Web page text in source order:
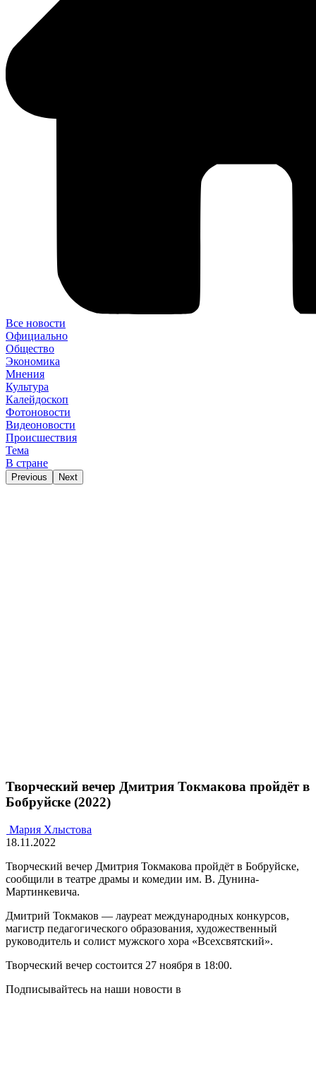
Все новости
Официально
Общество
Экономика
Мнения
Культура
Калейдоскоп
Фотоновости
Видеоновости
Происшествия
Тема
В стране
Previous Next
Творческий вечер Дмитрия Токмакова пройдёт в
Бобруйске (2022)
Мария Хлыстова
18.11.2022
Творческий вечер Дмитрия Токмакова пройдёт в Бобруйске,
сообщили в театре драмы и комедии им. В. Дунина-
Мартинкевича.
Дмитрий Токмаков — лауреат международных конкурсов,
магистр педагогического образования, художественный
руководитель и солист мужского хора «Всехсвятский».
Творческий вечер состоится 27 ноября в 18:00.
Подписывайтесь на наши новости в